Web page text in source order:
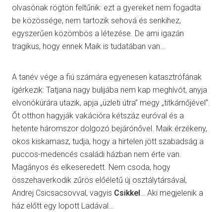
olvasónak rögtön feltűnik: ezt a gyereket nem fogadta
be közössége, nem tartozik sehová és senkihez,
egyszerűen közömbös a létezése. De ami igazán
tragikus, hogy ennek Maik is tudatában van…
A tanév vége a fiú számára egyenesen katasztrófának
ígérkezik: Tatjana nagy bulijába nem kap meghívót, anyja
elvonókúrára utazik, apja „üzleti útra” megy „titkárnőjével”.
Őt otthon hagyják vakációra kétszáz euróval és a
hetente háromszor dolgozó bejárónővel. Maik érzékeny,
okos kiskamasz, tudja, hogy a hirtelen jött szabadság a
puccos-medencés családi házban nem érte van.
Magányos és elkeseredett. Nem csoda, hogy
összehaverkodik zűrös előéletű új osztálytársával,
Andrej Csicsacsovval, vagyis Csikkel … Aki megjelenik a
ház előtt egy lopott Ladával…